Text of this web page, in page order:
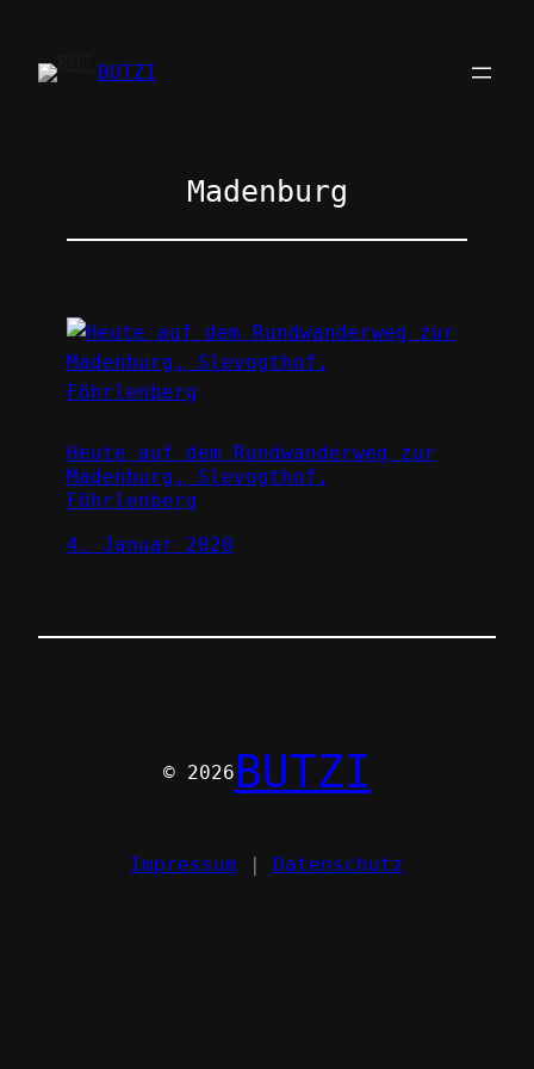
springenBUTZI
Madenburg
Heute auf dem Rundwanderweg zur
Madenburg, Slevogthof,
Föhrlenberg
4. Januar 2020
© 2026 BUTZI
Impressum | Datenschutz